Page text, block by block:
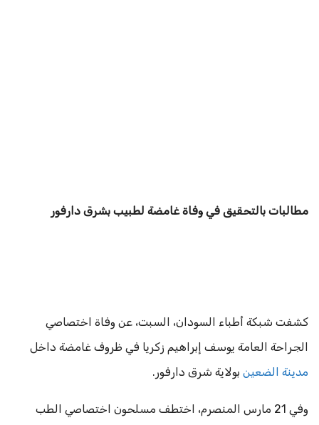
مطالبات بالتحقيق في وفاة غامضة لطبيب بشرق دارفور
كشفت شبكة أطباء السودان، السبت، عن وفاة اختصاصي
الجراحة العامة يوسف إبراهيم زكريا في ظروف غامضة داخل
مدينة الضعين بولاية شرق دارفور.
وفي 21 مارس المنصرم، اختطف مسلحون اختصاصي الطب